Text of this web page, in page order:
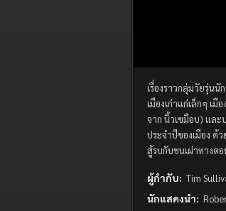
เรื่องราวกลุ่มวัยรุ่น
เมืองเก่าแก่เล็กๆ เ
จาก นิ้วเขมือบ) และ
ประจำปีของเมือง ด้
สู้รบกับชนเผ่าทางต
ผู้กำกับ: Tim
นักแสดงนำ: